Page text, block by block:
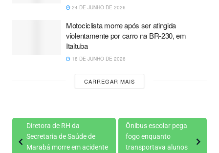
24 DE JUNHO DE 2026
Motociclista morre após ser atingida
violentamente por carro na BR-230, em
Itaituba
18 DE JUNHO DE 2026
CARREGAR MAIS
Diretora de RH da
Secretaria de Saúde de
Marabá morre em acidente
Ônibus escolar pega
fogo enquanto
transportava alunos